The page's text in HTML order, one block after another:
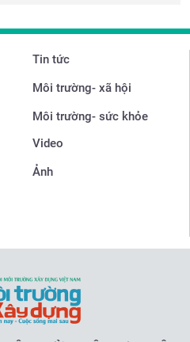
Tin tức
Môi trường- xã hội
Môi trường- sức khỏe
Video
Ảnh